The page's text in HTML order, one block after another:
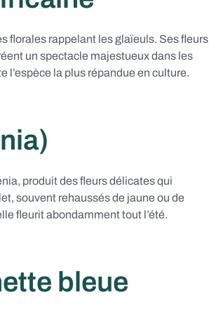
florales rappelant les glaïeuls. Ses fleurs
un spectacle majestueux dans les
l’espèce la plus répandue en culture.
produit des fleurs délicates qui
souvent rehaussés de jaune ou de
fleurit abondamment tout l’été.
bleue